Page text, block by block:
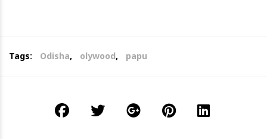
Tags: Odisha, olywood, papu